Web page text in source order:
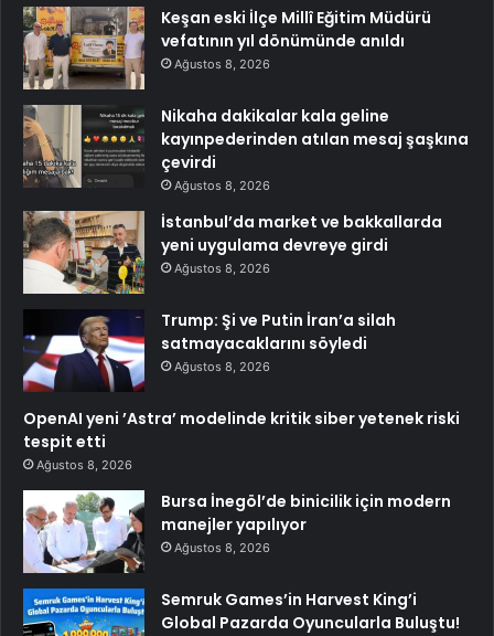
Keşan eski İlçe Millî Eğitim Müdürü
vefatının yıl dönümünde anıldı
Ağustos 8, 2026
Nikaha dakikalar kala geline
kayınpederinden atılan mesaj şaşkına
çevirdi
Ağustos 8, 2026
İstanbul’da market ve bakkallarda
yeni uygulama devreye girdi
Ağustos 8, 2026
Trump: Şi ve Putin İran’a silah
satmayacaklarını söyledi
Ağustos 8, 2026
OpenAI yeni ’Astra’ modelinde kritik siber yetenek riski
tespit etti
Ağustos 8, 2026
Bursa İnegöl’de binicilik için modern
manejler yapılıyor
Ağustos 8, 2026
Semruk Games’in Harvest King’i
Global Pazarda Oyuncularla Buluştu!